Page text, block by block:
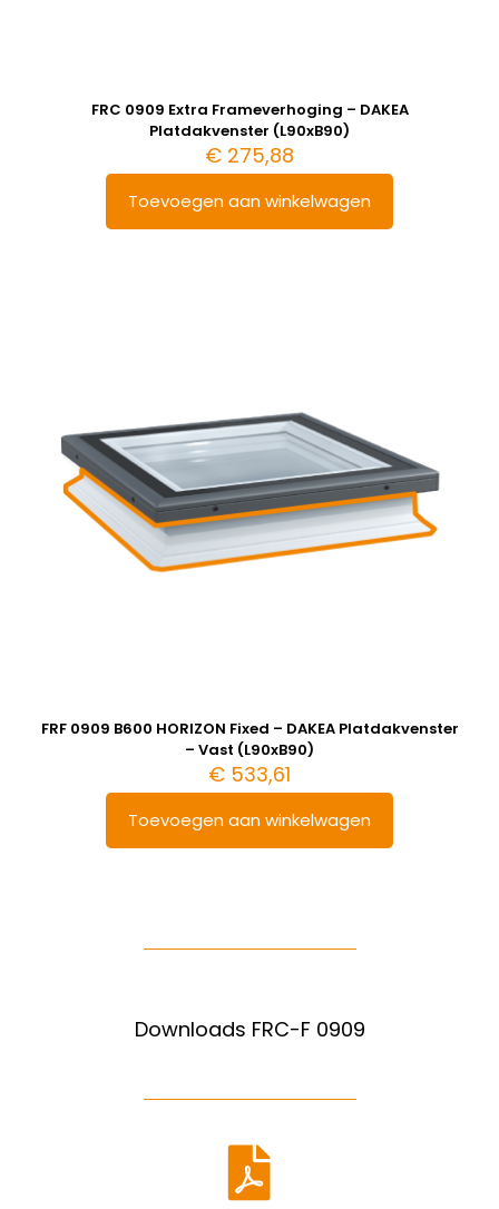
FRC 0909 Extra Frameverhoging – DAKEA
Platdakvenster (L90xB90)
€ 275,88
Toevoegen aan winkelwagen
FRF 0909 B600 HORIZON Fixed – DAKEA Platdakvenster
– Vast (L90xB90)
€ 533,61
Toevoegen aan winkelwagen
Downloads FRC-F 0909